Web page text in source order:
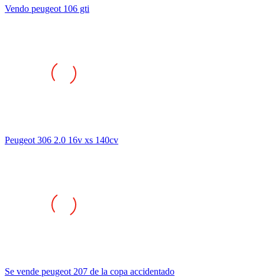
Vendo peugeot 106 gti
Peugeot 306 2.0 16v xs 140cv
Se vende peugeot 207 de la copa accidentado